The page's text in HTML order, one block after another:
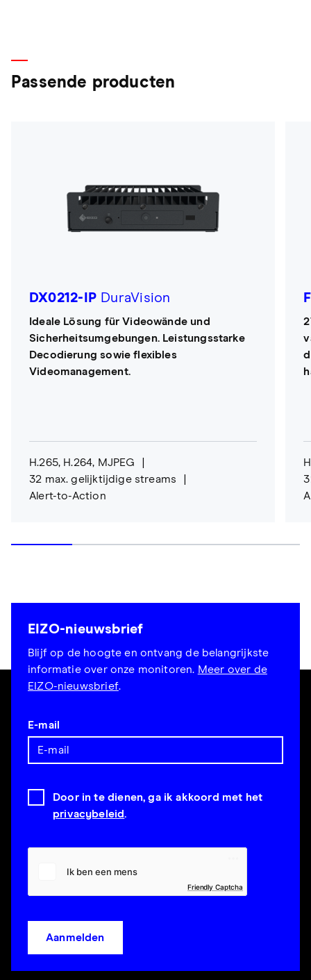
Passende producten
DX0212-IPDuraVision
Ideale Lösung für Videowände und
Sicherheitsumgebungen. Leistungsstarke
Decodierung sowie flexibles
Videomanagement.
H.265, H.264, MJPEG
32 max. gelijktijdige streams
Alert-to-Action
EIZO-nieuwsbrief
Blijf op de hoogte en ontvang de belangrijkste
informatie over onze monitoren. Meer over de
EIZO-nieuwsbrief.
E-mail
Door in te dienen, ga ik akkoord met het
privacybeleid.
Friendly Captcha
Aanmelden